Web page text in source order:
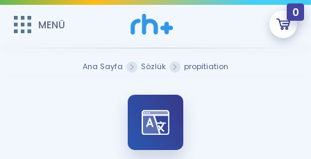
MENÜ
0
Sepetin Şu An Boş.
Remzi Hoca ile seni sınava hazırlayacak onlarca eğitim seni
bekliyor!
MENÜ
Ana Sayfa Sözlük propitiation